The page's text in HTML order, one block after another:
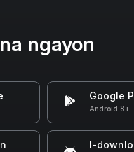
ngayon
Google
Android 8+
I-